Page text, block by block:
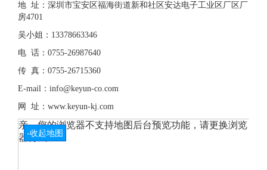
地 址：深圳市宝安区福海街道新和社区安达电子工业区厂区厂
房4701
吴小姐：13378663346
电 话：0755-26987640
传 真：0755-26715360
E-mail：info@keyun-co.com
网 址：www.keyun-kj.com